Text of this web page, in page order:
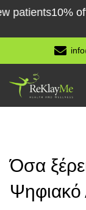
Skip
content
10% off for
Όσα
Ψηφιακό